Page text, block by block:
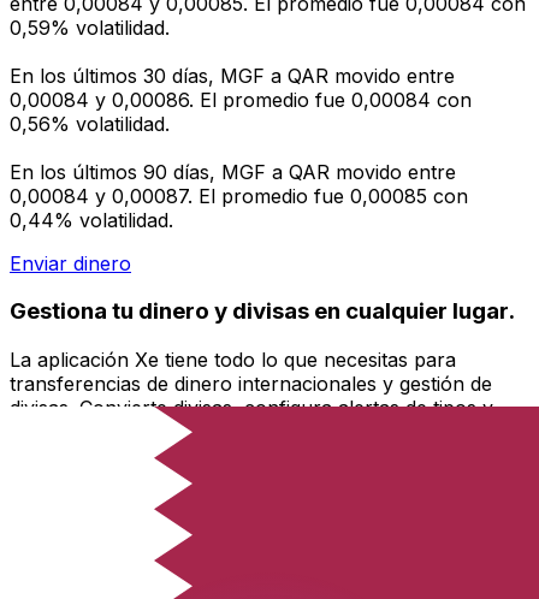
0,59% volatilidad.
En los últimos 30 días, MGF a QAR movido entre
0,00084 y 0,00086. El promedio fue 0,00084 con
0,56% volatilidad.
En los últimos 90 días, MGF a QAR movido entre
0,00084 y 0,00087. El promedio fue 0,00085 con
0,44% volatilidad.
Enviar dinero
Gestiona tu dinero y divisas en cualquier lugar.
La aplicación Xe tiene todo lo que necesitas para
transferencias de dinero internacionales y gestión de
divisas. Convierte divisas, configura alertas de tipos y
transfiere dinero al extranjero sin comisiones ocultas.